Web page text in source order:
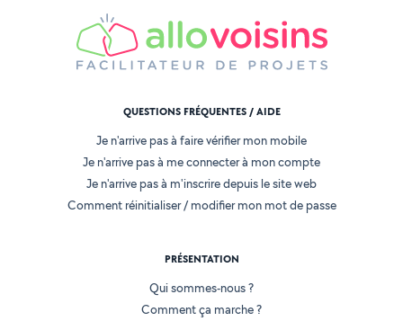
QUESTIONS FRÉQUENTES / AIDE
Je n'arrive pas à faire vérifier mon mobile
Je n'arrive pas à me connecter à mon compte
Je n'arrive pas à m'inscrire depuis le site web
Comment réinitialiser / modifier mon mot de passe
PRÉSENTATION
Qui sommes-nous ?
Comment ça marche ?